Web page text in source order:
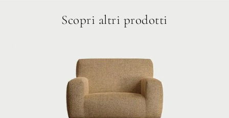
Scopri altri prodotti